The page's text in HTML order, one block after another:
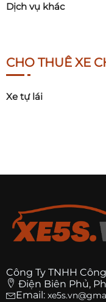
Dịch vụ khác
CHO THUÊ XE
Xe tự lái
Công Ty TNHH
Điện Biên Phủ,
Email: